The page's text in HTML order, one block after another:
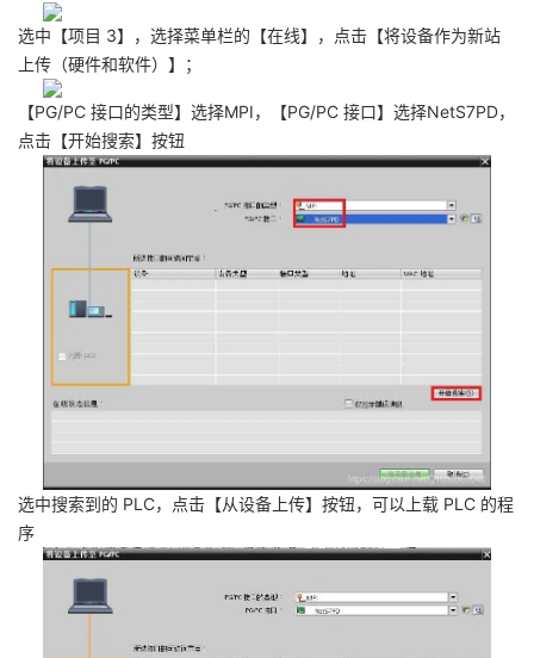
选中【项目 3】，选择菜单栏的【在线】，点击【将设备作为新站
上传（硬件和软件）】；
【PG/PC 接口的类型】选择MPI，【PG/PC 接口】选择NetS7PD，
点击【开始搜索】按钮
选中搜索到的 PLC，点击【从设备上传】按钮，可以上载 PLC 的程
序